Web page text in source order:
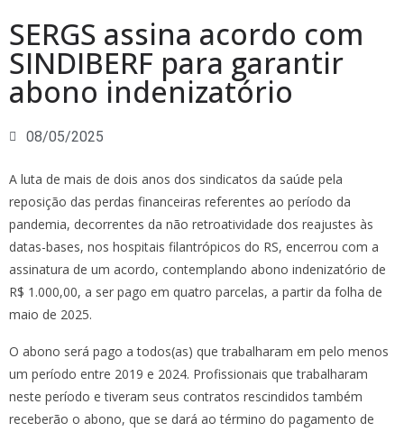
SERGS assina acordo com
SINDIBERF para garantir
abono indenizatório
08/05/2025
A luta de mais de dois anos dos sindicatos da saúde pela
reposição das perdas financeiras referentes ao período da
pandemia, decorrentes da não retroatividade dos reajustes às
datas-bases, nos hospitais filantrópicos do RS, encerrou com a
assinatura de um acordo, contemplando abono indenizatório de
R$ 1.000,00, a ser pago em quatro parcelas, a partir da folha de
maio de 2025.
O abono será pago a todos(as) que trabalharam em pelo menos
um período entre 2019 e 2024. Profissionais que trabalharam
neste período e tiveram seus contratos rescindidos também
receberão o abono, que se dará ao término do pagamento de